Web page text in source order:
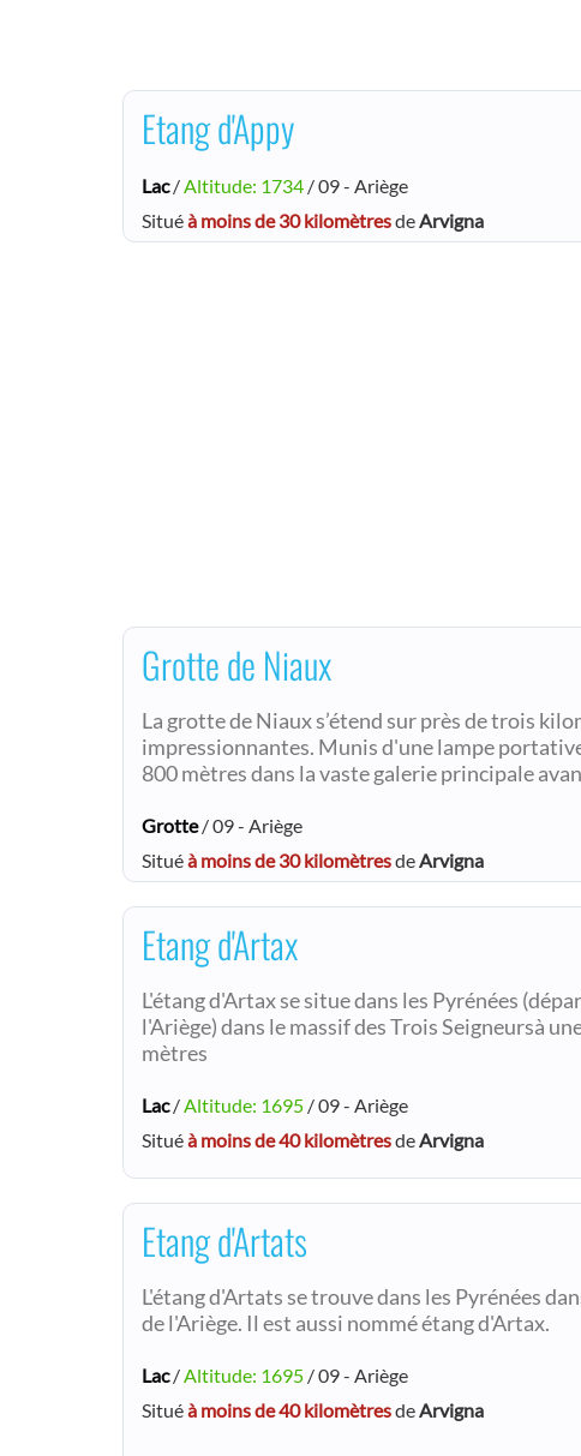
Etang d'Appy
Lac/Altitude: 1734 / 09 - Ariège
Situéà moins de 30 kilomètresdeArvigna
Grotte de Niaux
La grotte de Niaux s’étend sur près de trois
impressionnantes. Munis d'une lampe
800 mètres dans la vaste galerie principale
Grotte/ 09 - Ariège
Situéà moins de 30 kilomètresdeArvigna
Etang d'Artax
L'étang d'Artax se situe dans les Pyrénées
l'Ariège) dans le massif des Trois Seigneursà
mètres
Lac/Altitude: 1695 / 09 - Ariège
Situéà moins de 40 kilomètresdeArvigna
Etang d'Artats
L'étang d'Artats se trouve dans les Pyrénées
de l'Ariège. Il est aussi nommé étang d'Artax.
Lac/Altitude: 1695 / 09 - Ariège
Situéà moins de 40 kilomètresdeArvigna